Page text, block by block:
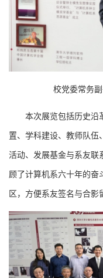
校党委常务
本次展览包括历史沿
置、学科建设、教师队伍
活动、发展基金与系友联
顾了计算机系六十年的奋
区，方便系友签名与合影